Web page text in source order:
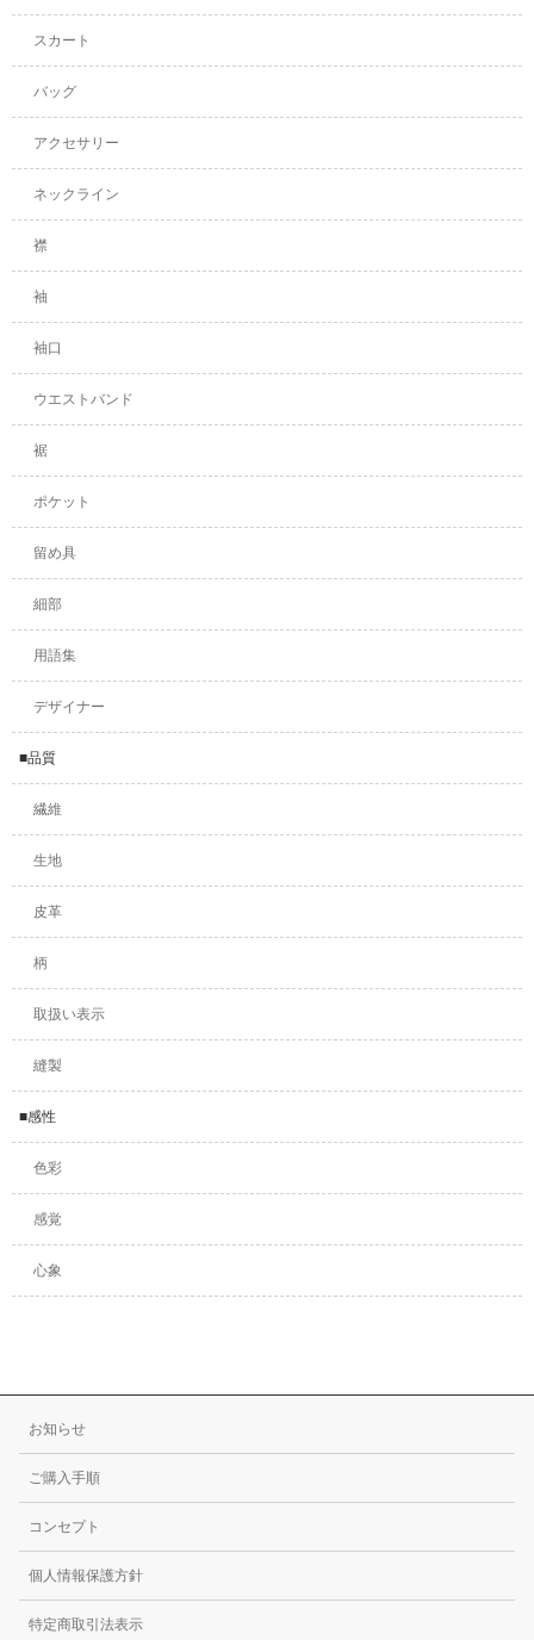
スカート
バッグ
アクセサリー
ネックライン
襟
袖
袖口
ウエストバンド
裾
ポケット
留め具
細部
用語集
デザイナー
■品質
繊維
生地
皮革
柄
取扱い表示
縫製
■感性
色彩
感覚
心象
お知らせ
ご購入手順
コンセプト
個人情報保護方針
特定商取引法表示